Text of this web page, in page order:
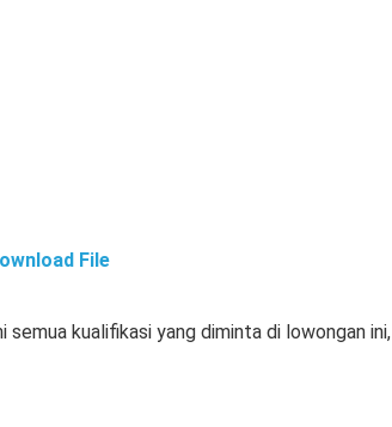
File
semua kualifikasi yang diminta di lowongan ini,